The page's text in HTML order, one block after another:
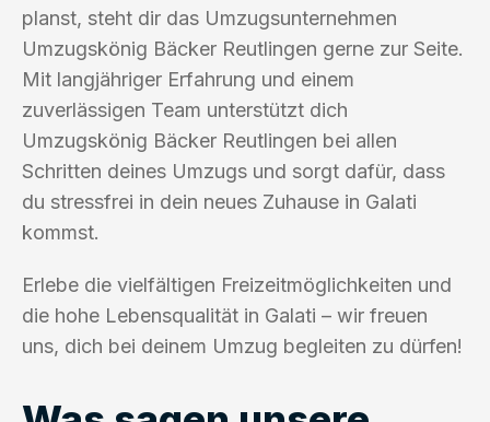
planst, steht dir das Umzugsunternehmen
Umzugskönig Bäcker Reutlingen gerne zur Seite.
Mit langjähriger Erfahrung und einem
zuverlässigen Team unterstützt dich
Umzugskönig Bäcker Reutlingen bei allen
Schritten deines Umzugs und sorgt dafür, dass
du stressfrei in dein neues Zuhause in Galati
kommst.
Erlebe die vielfältigen Freizeitmöglichkeiten und
die hohe Lebensqualität in Galati – wir freuen
uns, dich bei deinem Umzug begleiten zu dürfen!